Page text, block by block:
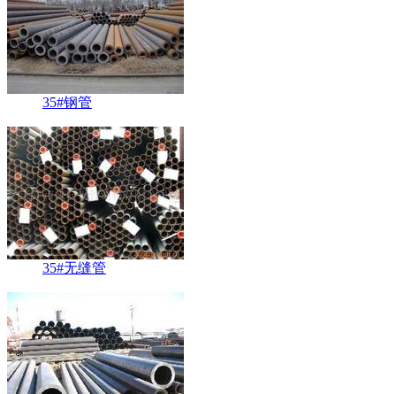
35#钢管
35#无缝管